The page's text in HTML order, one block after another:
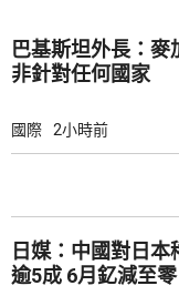
巴基斯坦外長：麥
非針對任何國家
國際 2小時前
日媒：中國對日本
逾5成 6月釔減至零